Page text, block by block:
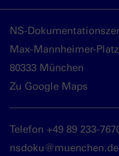
NS-
Max-Mannheimer-Platz
80333 München
Zu Google Maps
Telefon +49 89 233-
nsdoku@muenchen.de